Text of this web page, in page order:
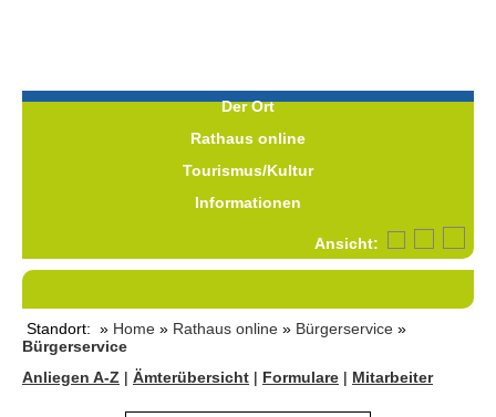
Der Ort
Rathaus online
Tourismus/Kultur
Informationen
Ansicht:
Standort: » Home » Rathaus online » Bürgerservice »
Bürgerservice
Anliegen A-Z | Ämterübersicht | Formulare | Mitarbeiter